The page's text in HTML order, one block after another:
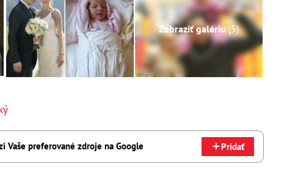
Zobraziť galériu(5)
Vaše preferované zdroje na Google Pridať